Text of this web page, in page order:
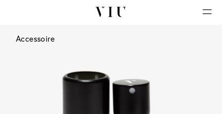
Accessoire